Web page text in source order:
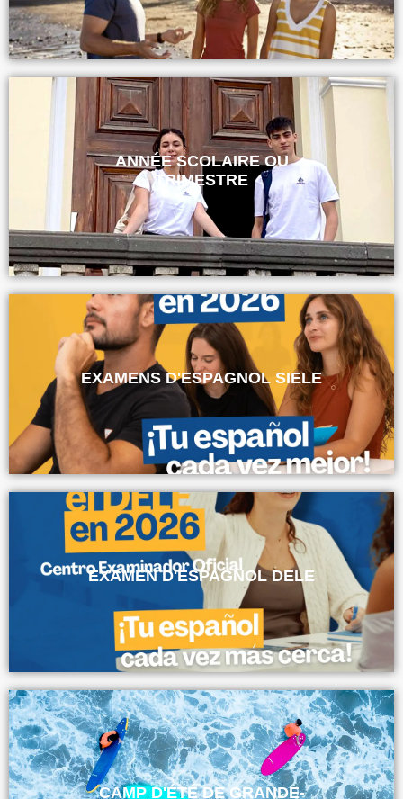
ANNÉE SCOLAIRE OU
TRIMESTRE
EXAMENS D'ESPAGNOL SIELE
EXAMEN D'ESPAGNOL DELE
CAMP D'ÉTÉ DE GRANDE-